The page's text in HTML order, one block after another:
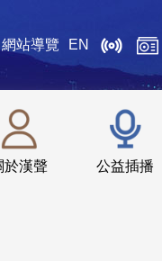
網站導覽 EN
於漢聲 公益插播